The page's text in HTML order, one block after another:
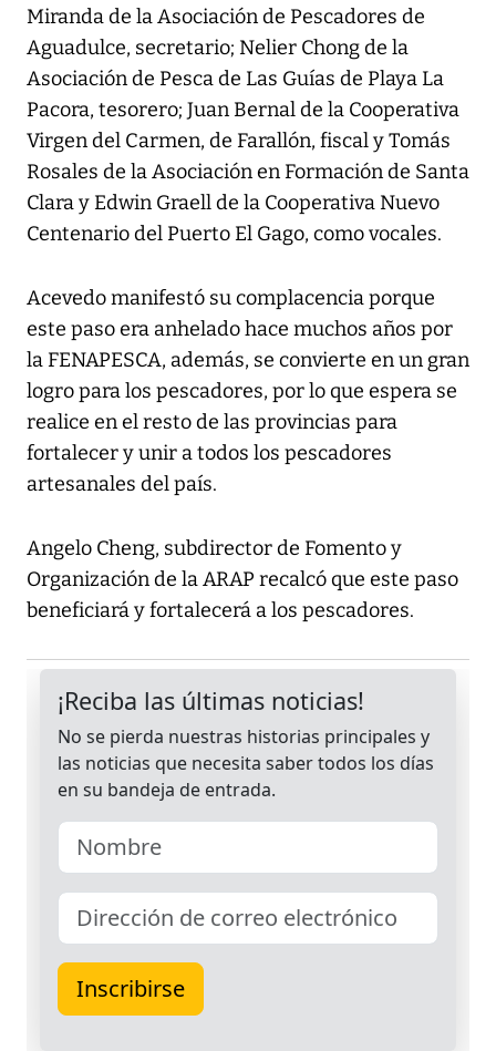
Miranda de la Asociación de Pescadores de
Aguadulce, secretario; Nelier Chong de la
Asociación de Pesca de Las Guías de Playa La
Pacora, tesorero; Juan Bernal de la Cooperativa
Virgen del Carmen, de Farallón, fiscal y Tomás
Rosales de la Asociación en Formación de Santa
Clara y Edwin Graell de la Cooperativa Nuevo
Centenario del Puerto El Gago, como vocales.
Acevedo manifestó su complacencia porque
este paso era anhelado hace muchos años por
la FENAPESCA, además, se convierte en un gran
logro para los pescadores, por lo que espera se
realice en el resto de las provincias para
fortalecer y unir a todos los pescadores
artesanales del país.
Angelo Cheng, subdirector de Fomento y
Organización de la ARAP recalcó que este paso
beneficiará y fortalecerá a los pescadores.